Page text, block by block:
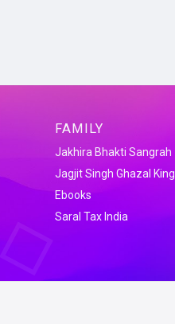
FAMILY
Jakhira Bhakti Sangrah
Jagjit Singh Ghazal King
Ebooks
Saral Tax India